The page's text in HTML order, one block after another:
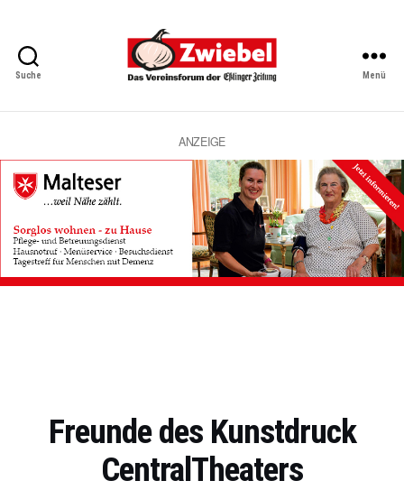
Suche
Vereinsforum
Eßlinger
Zeitung
Menü
ANZEIGE
Freunde des Kunstdruck
CentralTheaters